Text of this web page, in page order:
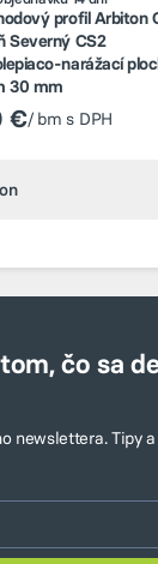
profil Arbiton
Severný CS2
narážací
30 mm
€/ bm s DPH
€/ bm s DPH
čo sa
newslettera. Tipy a